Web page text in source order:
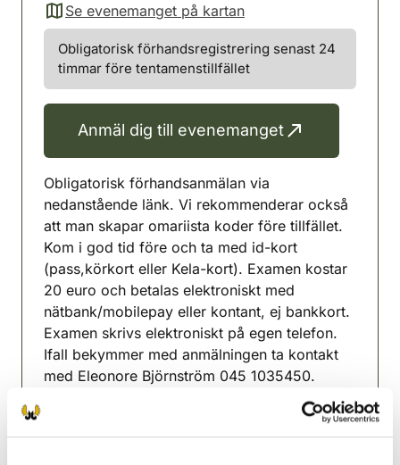
Se evenemanget på kartan
(avautuu uuteen välilehteen)
Obligatorisk förhandsregistrering senast 24
timmar före tentamenstillfället
Anmäl dig till evenemanget
Obligatorisk förhandsanmälan via
nedanstående länk. Vi rekommenderar också
att man skapar omariista koder före tillfället.
Kom i god tid före och ta med id-kort
(pass,körkort eller Kela-kort). Examen kostar
20 euro och betalas elektroniskt med
nätbank/mobilepay eller kontant, ej bankkort.
Examen skrivs elektroniskt på egen telefon.
Ifall bekymmer med anmälningen ta kontakt
med Eleonore Björnström 045 1035450.
Ilmoittaudu ennakkoon linkin kautta. Tule
hyvissä ajoissa paikalle ja ota mukaan